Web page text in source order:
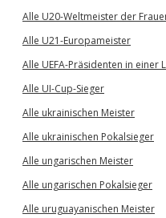
Alle U20-Weltmeister der
Alle U21-Europameister
Alle UEFA-Präsidenten in einer
Alle UI-Cup-Sieger
Alle ukrainischen Meister
Alle ukrainischen Pokalsieger
Alle ungarischen Meister
Alle ungarischen Pokalsieger
Alle uruguayanischen Meister